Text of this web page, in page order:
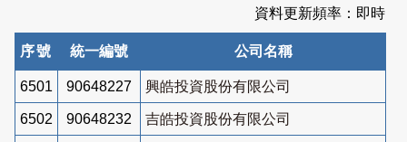
資料更新頻率：即時
序號 統一編號 公司名稱
6501 90648227 興皓投資股份有限公司
6502 90648232 吉皓投資股份有限公司